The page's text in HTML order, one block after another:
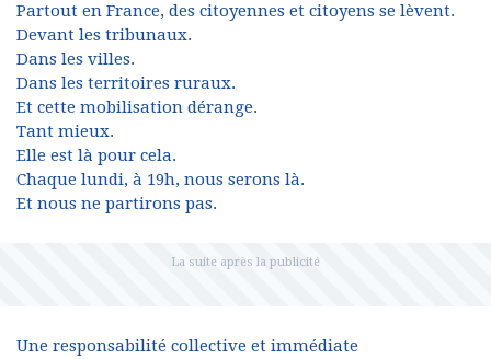
Partout en France, des citoyennes et citoyens se lèvent.
Devant les tribunaux.
Dans les villes.
Dans les territoires ruraux.
Et cette mobilisation dérange.
Tant mieux.
Elle est là pour cela.
Chaque lundi, à 19h, nous serons là.
Et nous ne partirons pas.
Une responsabilité collective et immédiate